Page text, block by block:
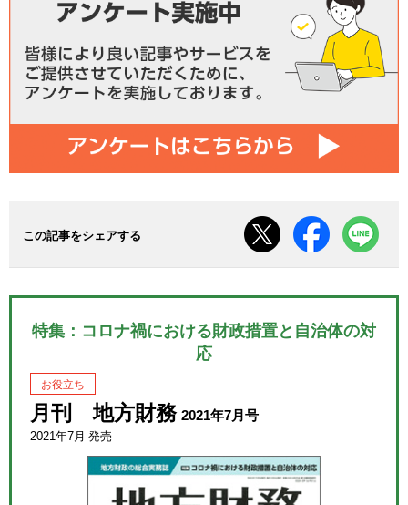
この記事をシェアする
特集：コロナ禍における財政措置と自治体の対
応
お役立ち
月刊 地方財務 2021年7月号
2021年7月 発売